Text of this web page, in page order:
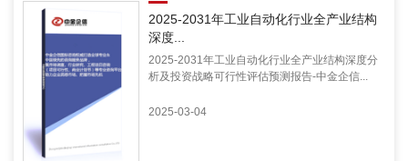
2025-2031年工业自动化行业全产业结构
深度...
2025-2031年工业自动化行业全产业结构深度分
析及投资战略可行性评估预测报告-中金企信...
2025-03-04